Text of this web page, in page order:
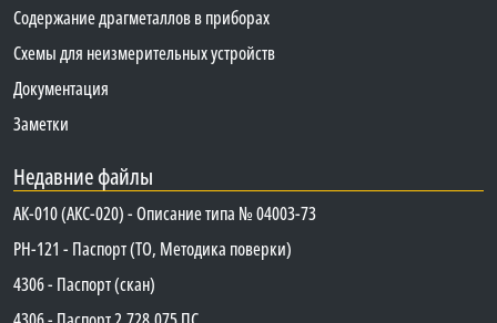
Содержание драгметаллов в приборах
Схемы для неизмерительных устройств
Документация
Заметки
Недавние файлы
АК-010 (АКС-020) - Описание типа № 04003-73
PH-121 - Паспорт (ТО, Методика поверки)
4306 - Паспорт (скан)